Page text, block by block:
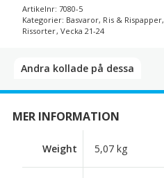
Artikelnr: 7080-5
Kategorier: Basvaror, Ris & Rispapper,
Rissorter, Vecka 21-24
Andra kollade på dessa​
MER INFORMATION
Weight 5,07 kg